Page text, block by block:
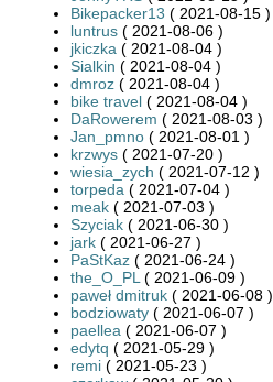
Bikepacker13 ( 2021-08-15 )
luntrus ( 2021-08-06 )
jkiczka ( 2021-08-04 )
Sialkin ( 2021-08-04 )
dmroz ( 2021-08-04 )
bike travel ( 2021-08-04 )
DaRowerem ( 2021-08-03 )
Jan_pmno ( 2021-08-01 )
krzwys ( 2021-07-20 )
wiesia_zych ( 2021-07-12 )
torpeda ( 2021-07-04 )
meak ( 2021-07-03 )
Szyciak ( 2021-06-30 )
jark ( 2021-06-27 )
PaStKaz ( 2021-06-24 )
the_O_PL ( 2021-06-09 )
paweł dmitruk ( 2021-06-08 )
bodziowaty ( 2021-06-07 )
paellea ( 2021-06-07 )
edytq ( 2021-05-29 )
remi ( 2021-05-23 )